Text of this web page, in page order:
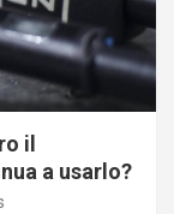
il
a usarlo?